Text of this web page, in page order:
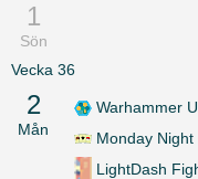
1
Sön
Vecka 36
2
Mån
Warhammer
Monday
LightDash